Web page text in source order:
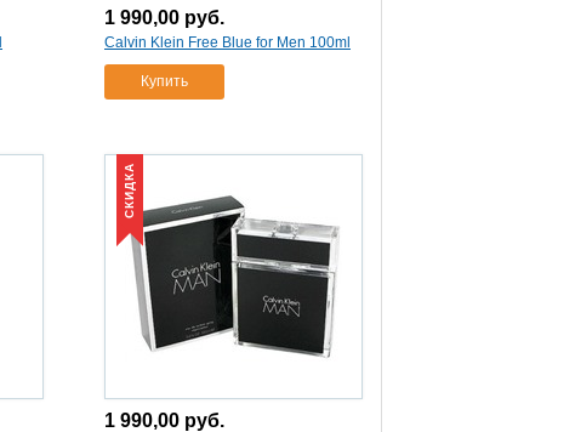
1 990,00 руб.
Calvin Klein Free Blue for Men 100ml
Купить
СКИДКА
1 990,00 руб.